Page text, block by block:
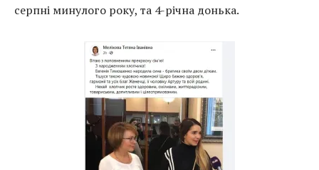
серпні минулого року, та 4-річна донька.